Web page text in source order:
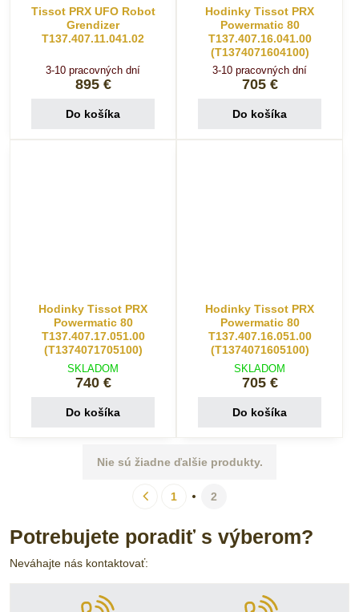
Tissot PRX UFO Robot
Grendizer
T137.407.11.041.02
3-10 pracovných dní
895 €
Do košíka
Hodinky Tissot PRX
Powermatic 80
T137.407.16.041.00
(T1374071604100)
3-10 pracovných dní
705 €
Do košíka
Hodinky Tissot PRX
Powermatic 80
T137.407.17.051.00
(T1374071705100)
SKLADOM
740 €
Do košíka
Hodinky Tissot PRX
Powermatic 80
T137.407.16.051.00
(T1374071605100)
SKLADOM
705 €
Do košíka
Nie sú žiadne ďalšie produkty.
1 2
Potrebujete poradiť s výberom?
Neváhajte nás kontaktovať: